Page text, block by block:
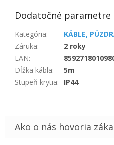
Dodatočné parametre
Kategória:
KÁBLE,
Záruka:
2 roky
EAN:
Dĺžka kábla:
5m
Stupeň krytia: IP44